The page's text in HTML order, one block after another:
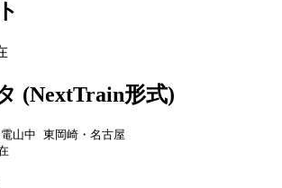
(NextTrain形式)
山中 東岡崎・名古屋